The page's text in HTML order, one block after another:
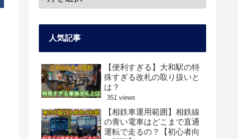
人気記事
【便利すぎる】大和駅の特
殊すぎる改札の取り扱いと
は？
351 views
【相鉄車運用範囲】相鉄線
の青い電車はどこまで直通
運転で走るの？【初心者向